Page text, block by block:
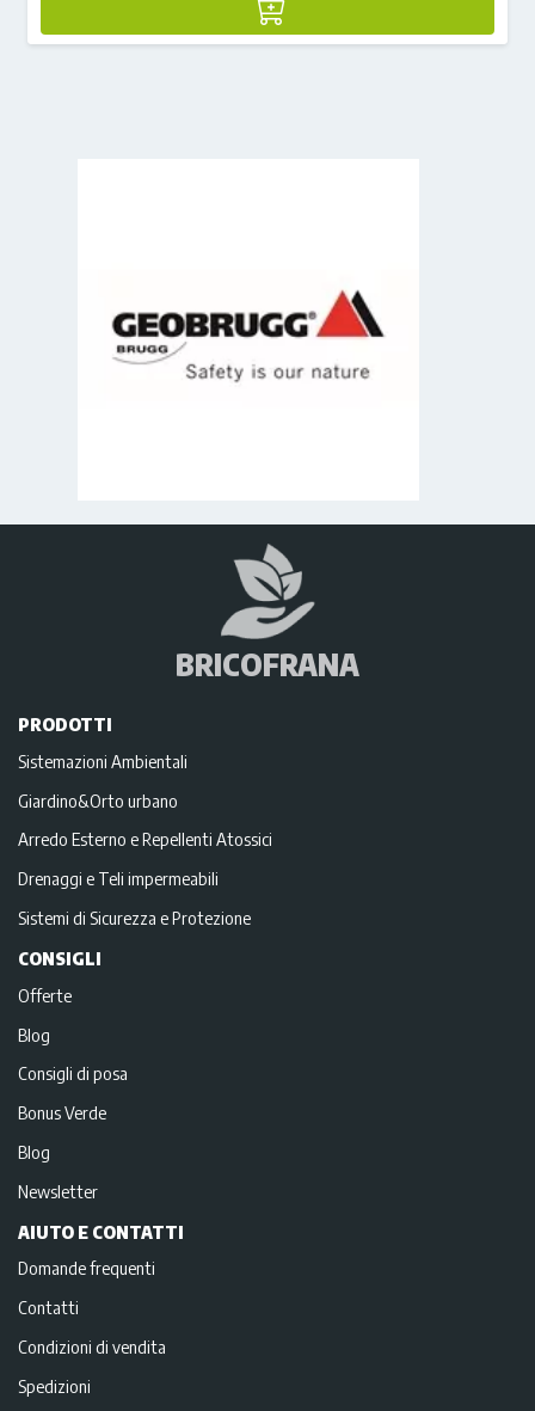
BRICOFRANA
PRODOTTI
Sistemazioni Ambientali
Giardino&Orto urbano
Arredo Esterno e Repellenti Atossici
Drenaggi e Teli impermeabili
Sistemi di Sicurezza e Protezione
CONSIGLI
Offerte
Blog
Consigli di posa
Bonus Verde
Blog
Newsletter
AIUTO E CONTATTI
Domande frequenti
Contatti
Condizioni di vendita
Spedizioni